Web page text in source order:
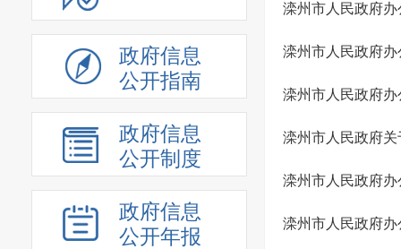
政府信息
公开指南
政府信息
公开制度
政府信息
公开年报
滦州市人民政府
滦州市人民政府
滦州市人民政府
滦州市人民政府
滦州市人民政府
滦州市人民政府